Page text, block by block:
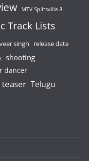
MTV Splitsvilla 8
Track Lists
singh release date
shooting
dancer
teaser Telugu